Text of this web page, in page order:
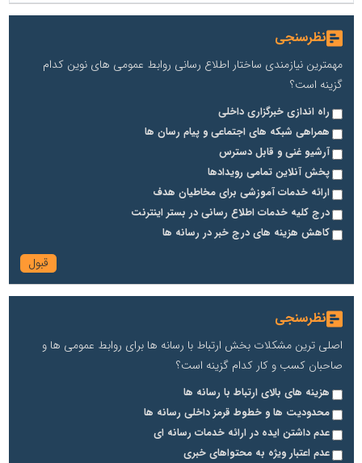
نظرسنجی
مهمترین نیازمندی ساختار اطلاع رسانی روابط عمومی های نوین کدام
گزینه است؟
راه اندازی خبرگزاری داخلی
همراهی شبکه های اجتماعی و پیام رسان ها
آرشیو غنی و قابل دسترس
پخش آنلاین تمامی رویدادها
ارائه خدمات آموزشی برای مخاطیان هدف
درج کلیه خدمات اطلاع رسانی در بستر اینترنت
کاهش هزینه های درج خبر در رسانه ها
نظرسنجی
اصلی ترین مشکلات بخش ارتباط با رسانه ها برای روابط عمومی ها و
صاحبان کسب و کار کدام گزینه است؟
هزینه های بالای ارتباط با رسانه ها
محدودیت ها و خطوط قرمز داخلی رسانه ها
عدم داشتن ایده در ارائه خدمات رسانه ای
عدم اعتبار ویژه به محتواهای خبری